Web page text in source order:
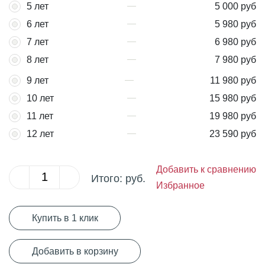
5 лет
5 000 руб
6 лет
5 980 руб
7 лет
6 980 руб
8 лет
7 980 руб
9 лет
11 980 руб
10 лет
15 980 руб
11 лет
19 980 руб
12 лет
23 590 руб
Итого: руб.
Добавить к сравнению
Избранное
Купить в 1 клик
Добавить в корзину